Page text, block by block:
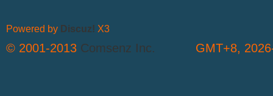
GMT+8,
Powered by Discuz! X3
© 2001-2013 Comsenz Inc.